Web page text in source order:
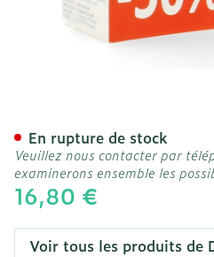
16,80 €
En rupture de stock
Veuillez nous contacter par
examinerons ensemble les
Voir tous les produits de